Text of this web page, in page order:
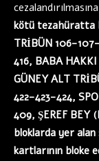
kötü tezahüratta
TRİBÜN 106-
416, BABA
GÜNEY ALT
422-423-424,
409, ŞEREF BEY
bloklarda yer
kartlarının bloke